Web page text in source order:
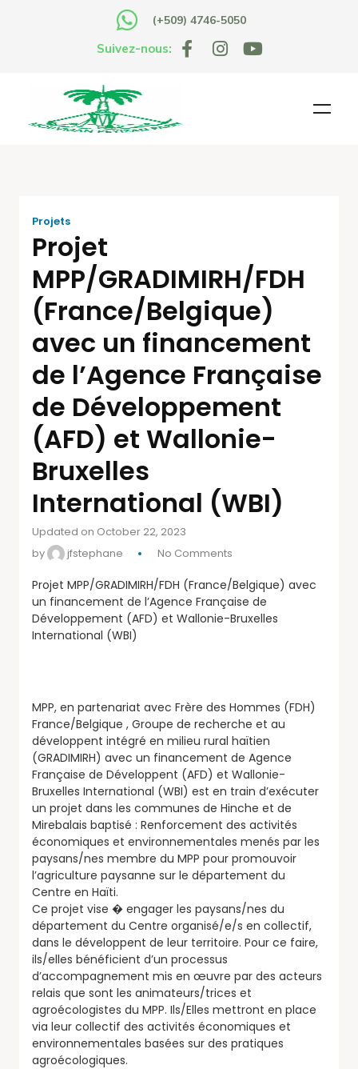
(+509) 4746-5050
Suivez-nous:
Projets
Projet
MPP/GRADIMIRH/FDH
(France/Belgique)
avec un financement
de l’Agence Française
de Développement
(AFD) et Wallonie-
Bruxelles
International (WBI)
Updated on October 22, 2023
by
jfstephane No Comments
Projet MPP/GRADIMIRH/FDH (France/Belgique) avec
un financement de l’Agence Française de
Développement (AFD) et Wallonie-Bruxelles
International (WBI)
MPP, en partenariat avec Frère des Hommes (FDH)
France/Belgique , Groupe de recherche et au
développent intégré en milieu rural haïtien
(GRADIMIRH) avec un financement de Agence
Française de Développent (AFD) et Wallonie-
Bruxelles International (WBI) est en train d’exécuter
un projet dans les communes de Hinche et de
Mirebalais baptisé : Renforcement des activités
économiques et environnementales menés par les
paysans/nes membre du MPP pour promouvoir
l’agriculture paysanne sur le département du
Centre en Haïti.
Ce projet vise � engager les paysans/nes du
département du Centre organisé/e/s en collectif,
dans le développent de leur territoire. Pour ce faire,
ils/elles bénéficient d’un processus
d’accompagnement mis en œuvre par des acteurs
relais que sont les animateurs/trices et
agroécologistes du MPP. Ils/Elles mettront en place
via leur collectif des activités économiques et
environnementales basées sur des pratiques
agroécologiques.